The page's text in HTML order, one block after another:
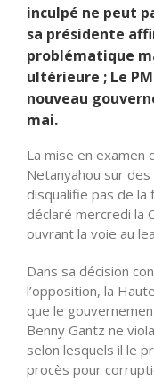
inculpé ne peut
sa présidente
problématique
ultérieure ; Le
nouveau
mai.
La mise en examen
Netanyahou sur
disqualifie pas de la
déclaré mercredi la
ouvrant la voie au
Dans sa décision
l’opposition, la
que le
Benny Gantz ne
selon lesquels il le
procès pour